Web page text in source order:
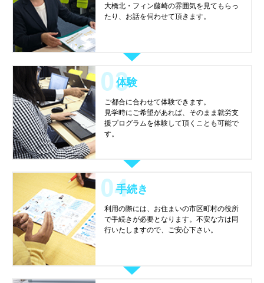
大橋北・フィン藤崎の雰囲気を見てもらっ
たり、お話を伺わせて頂きます。
体験
ご都合に合わせて体験できます。
見学時にご希望があれば、そのまま就労支
援プログラムを体験して頂くことも可能で
す。
手続き
利用の際には、お住まいの市区町村の役所
で手続きが必要となります。不安な方は同
行いたしますので、ご安心下さい。